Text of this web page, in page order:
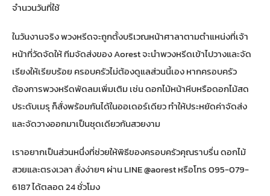
จำนวนวันที่ใช้
ในวันงานจริง พวงหรีดจะถูกตั้งบริเวณหน้าศาลาตามตำแหน่งที่เจ้า
หน้าที่วัดจัดให้ ทีมจัดส่งของ Aorest จะนำพวงหรีดเข้าไปวางและจัด
เรียงให้เรียบร้อย ครอบครัวไม่ต้องดูแลส่วนนี้เอง หากครอบครัว
ต้องการพวงหรีดพัดลมเพิ่มเติม เช่น ดอกไม้หน้าหีบหรือดอกไม้สด
ประดับเมรุ ก็สั่งพร้อมกันได้ในออเดอร์เดียว ทำให้ประหยัดค่าจัดส่ง
และจัดวางออกมาเป็นชุดเดียวกันสวยงาม
เราอยากเป็นส่วนหนึ่งที่ช่วยให้พิธีของครอบครัวคุณราบรื่น ดอกไม้
สวยและตรงเวลา สั่งง่ายๆ ผ่าน LINE @aorest หรือโทร 095-079-
6187 ได้ตลอด 24 ชั่วโมง